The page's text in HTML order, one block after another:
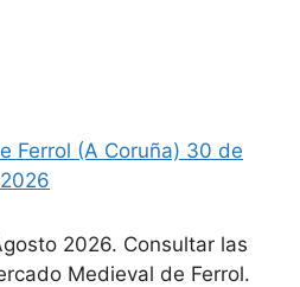
Ferrol (A Coruña) 30 de
2026. Consultar las
Medieval de Ferrol.